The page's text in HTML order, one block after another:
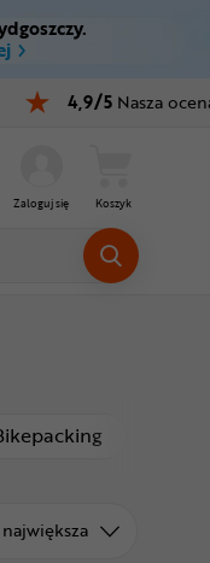
M
4,9/5 Nasza
Zaloguj się Koszyk